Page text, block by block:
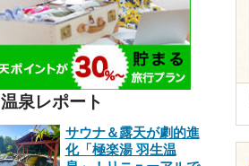
温泉レポート
サウナ＆露天が劇的進
化「極楽湯 羽生温